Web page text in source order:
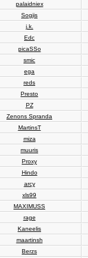
palaidniex
Sogjis
j.k.
Edc
picaSSo
smic
ega
reds
Presto
PZ
Zenons Spranda
MartinsT
miza
muuris
Proxy
Hindo
arcy
xls99
MAXIMUSS
rage
Kaneelis
maartinsh
Berzs